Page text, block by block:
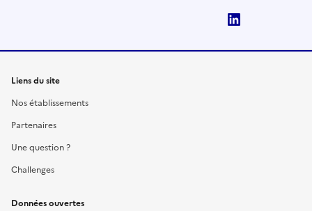
Liens du site
Nos établissements
Partenaires
Une question ?
Challenges
Données ouvertes